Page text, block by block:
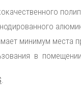
минимум места
в
.